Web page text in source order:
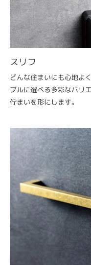
スリフ
どんな住まいにも心地よ
ブルに選べる多彩なバリ
佇まいを形にします。